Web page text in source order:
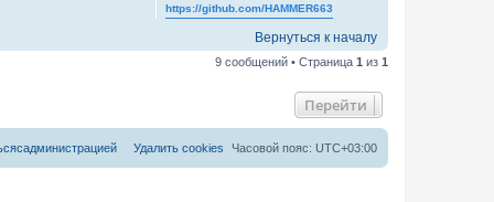
https://github.com/HAMMER663
Вернуться к началу
9 сообщений • Страница 1 из 1
Перейти
Часовой пояс: UTC+03:00
Удалить cookies
сясадминистрацией